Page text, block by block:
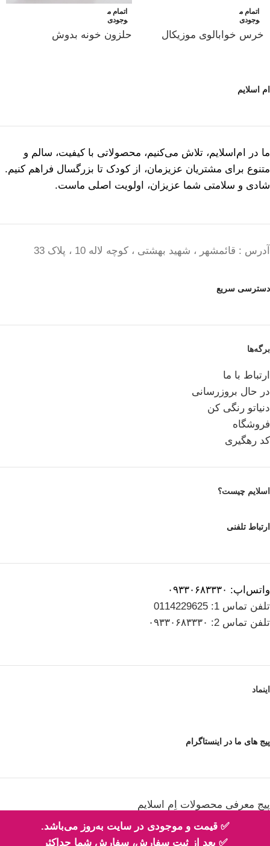
✅ قیمت و موجودی در سایت به‌روز می‌باشد.
✅ بعد از ثبت سفارش، سفارش شما حداکثر
اتمام م
وجودی
خرس خوابالوی موزیکال
اتمام م
وجودی
حلزون خونه بدوش
ام اسلایم
ما در ام‌اسلایم، تلاش می‌کنیم، محصولاتی با کیفیت، سالم و
متنوع برای مشتریان عزیزمان، از کودک تا بزرگسال فراهم کنیم.
شادی و سلامتی شما عزیزان، اولویت اصلی ماست.
آدرس : قائمشهر ، شهید بهشتی ، کوچه لاله 10 ، پلاک 33
دسترسی سریع
برگه‌ها
ارتباط با ما
در حال بروزرسانی
دنیاتو رنگی کن
فروشگاه
کد رهگیری
اسلایم چیست؟
ارتباط تلفنی
واتس‌اپ: ۰۹۳۳۰۶۸۳۳۳۰
تلفن تماس 1: 0114229625
تلفن تماس 2: ۰۹۳۳۰۶۸۳۳۳۰
اینماد
پیج های ما در اینستاگرام
پیج معرفی محصولات اِم اسلایم